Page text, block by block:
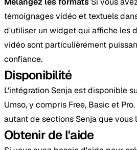
témoignages vidéo et textuels
d'utiliser un widget qui affiche les
vidéo sont particulièrement
confiance.
Disponibilité
L'intégration Senja est disponible
Umso, y compris Free, Basic et
autant de sections Senja que vous
Obtenir de l'aide